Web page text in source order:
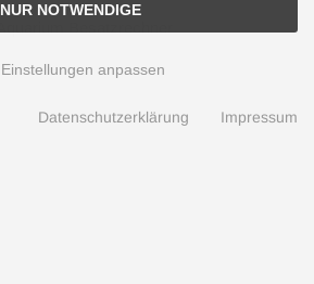
NUR NOTWENDIGE
Einstellungen anpassen
Datenschutzerklärung Impressum